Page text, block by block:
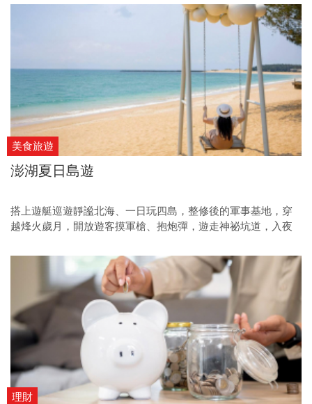
美食旅遊
澎湖夏日島遊
搭上遊艇巡遊靜謐北海、一日玩四島，整修後的軍事基地，穿
越烽火歲月，開放遊客摸軍槍、抱炮彈，遊走神祕坑道，入夜
鎖澎湖祕境，開箱不一樣的海島風光。
理財